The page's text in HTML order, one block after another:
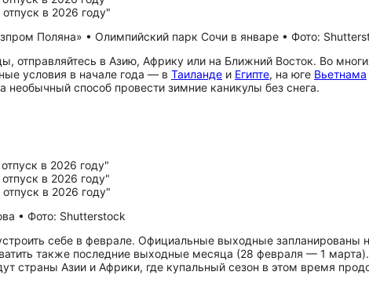
Поляна» • Олимпийский парк Сочи в январе • Фото:
отправляйтесь в Азию, Африку или на Ближний Восток. Во
условия в начале года — в Таиланде и Египте, на юге Вьетнама
способ провести зимние каникулы без снега.
• Фото: Shutterstock
себе в феврале. Официальные выходные запланированы
также последние выходные месяца (28 февраля — 1
страны Азии и Африки, где купальный сезон в этом время